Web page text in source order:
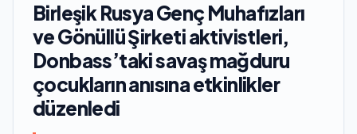
Birleşik Rusya Genç Muhafızları
ve Gönüllü Şirketi aktivistleri,
Donbass’taki savaş mağduru
çocukların anısına etkinlikler
düzenledi